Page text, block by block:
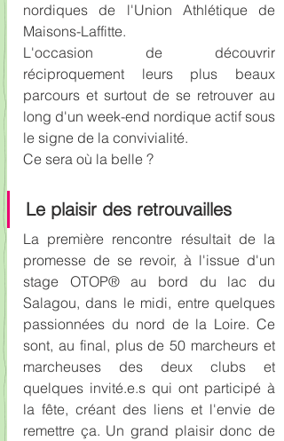
nordiques de l'Union Athlétique de
Maisons-Laffitte.
L'occasion de découvrir
réciproquement leurs plus beaux
parcours et surtout de se retrouver au
long d'un week-end nordique actif sous
le signe de la convivialité.
Ce sera où la belle ?
Le plaisir des retrouvailles
La première rencontre résultait de la
promesse de se revoir, à l'issue d'un
stage OTOP® au bord du lac du
Salagou, dans le midi, entre quelques
passionnées du nord de la Loire. Ce
sont, au final, plus de 50 marcheurs et
marcheuses des deux clubs et
quelques invité.e.s qui ont participé à
la fête, créant des liens et l'envie de
remettre ça. Un grand plaisir donc de